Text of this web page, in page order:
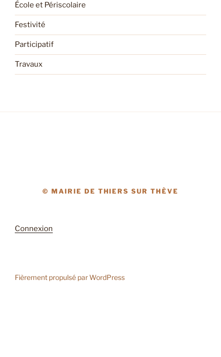
École et Périscolaire
Festivité
Participatif
Travaux
© MAIRIE DE THIERS SUR THÈVE
Connexion
Fièrement propulsé par WordPress